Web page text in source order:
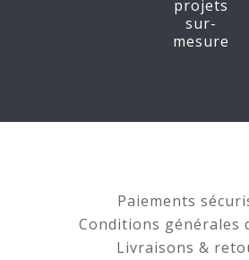
projets
sur-
mesure
Paiements
Conditions générales
Livraisons &